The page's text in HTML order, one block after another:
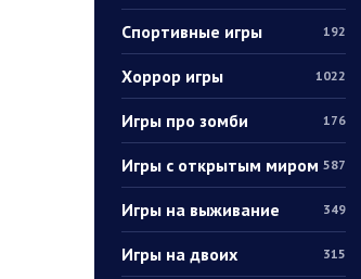
Спортивные игры 192
Хоррор игры 1022
Игры про зомби 176
Игры с открытым миром 587
Игры на выживание 349
Игры на двоих 315